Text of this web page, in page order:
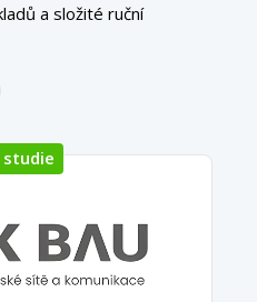
a složité ruční
studie